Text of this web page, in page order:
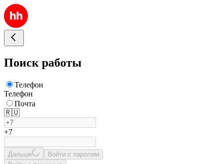
Поиск работы
Телефон
Телефон
Почта
🇷🇺
+7
Дальше
Войти с паролем